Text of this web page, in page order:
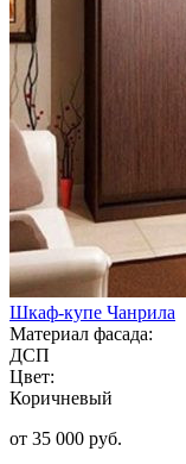
Шкаф-купе Чанрила
Материал фасада:
ДСП
Цвет:
Коричневый
от 35 000 руб.